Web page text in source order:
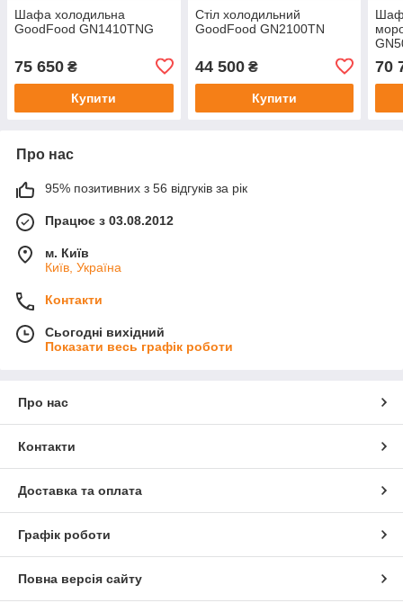
Шафа холодильна
GoodFood GN1410TNG
75 650 ₴
Купити
Стіл холодильний
GoodFood GN2100TN
44 500₴
Купити
70
Про нас
95% позитивних з 56 відгуків за рік
Працює з 03.08.2012
м. Київ
Київ, Україна
Контакти
Сьогодні вихідний
Показати весь графік роботи
Про нас
Контакти
Доставка та оплата
Графік роботи
Повна версія сайту